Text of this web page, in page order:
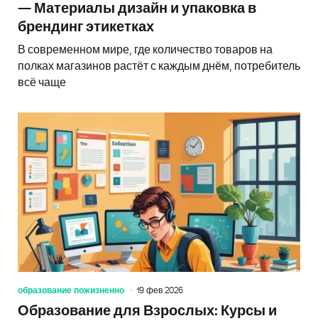
— Материалы дизайн и упаковка в
брендинг этикетках
В современном мире, где количество товаров на
полках магазинов растёт с каждым днём, потребитель
всё чаще
образование пожизненно 19 фев 2026
Образование для Взрослых: Курсы и